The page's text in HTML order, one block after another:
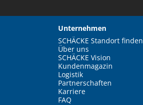
Unternehmen
SCHÄCKE Standort finden
Über uns
SCHÄCKE Vision
Kundenmagazin
Logistik
Partnerschaften
Karriere
FAQ